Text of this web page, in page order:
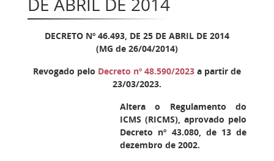
DECRETO Nº 46.493, DE 25 DE ABRIL DE 2014
(MG de 26/04/2014)
Revogado pelo Decreto nº 48.590/2023 a partir de
23/03/2023.
Altera o Regulamento do
ICMS (RICMS), aprovado pelo
Decreto nº 43.080, de 13 de
dezembro de 2002.